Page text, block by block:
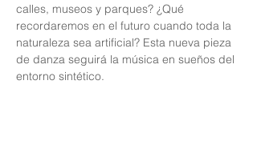
calles, museos y parques? ¿Qué
recordaremos en el futuro cuando toda la
naturaleza sea artificial? Esta nueva pieza
de danza seguirá la música en sueños del
entorno sintético.